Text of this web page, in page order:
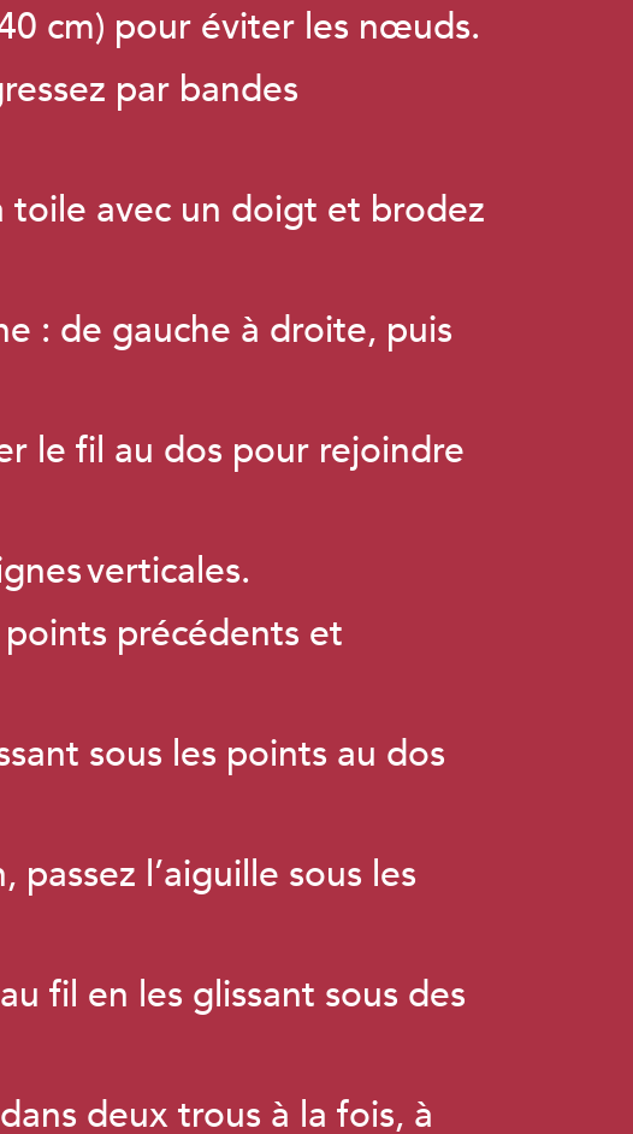
cm) pour éviter les nœuds.
par bandes
toile avec un doigt et brodez
: de gauche à droite, puis
le fil au dos pour rejoindre
verticales.
points précédents et
sous les points au dos
l’aiguille sous les
fil en les glissant sous des
deux trous à la fois, à